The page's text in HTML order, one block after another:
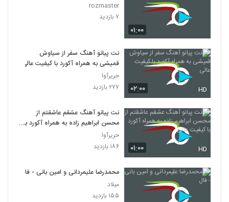
۰۱:۰۰
rozmaster
۷ بازدید
۰۲:۰۰ HD
نت پیانو آهنگ سفر از سیاوش
قمیشی به همراه آکورد با کیفیت عالی
حریرآوا
۲۷۷ بازدید
۰۱:۰۰ HD
نت پیانو آهنگ عشقم عاشقتم از
محسن ابراهیم زاده به همراه آکورد با
کیفیت عالی
حریرآوا
۱۸۶ بازدید
محمدرضا علیمردانی و امین بانی - فال
میلاد
۱۵۵ بازدید